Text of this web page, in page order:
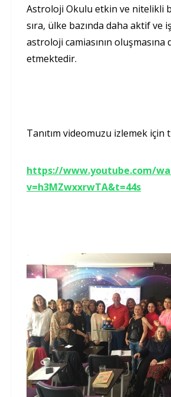
Astroloji Okulu etkin ve nitelikli
sıra, ülke bazında daha aktif ve
astroloji camiasının oluşmasına
etmektedir.
Tanıtım videomuzu izlemek için
https://www.youtube.com/
v=h3MZwxxrwTA&t=44s